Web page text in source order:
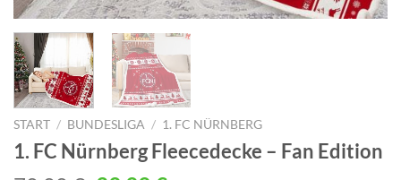
START / BUNDESLIGA / 1. FC NÜRNBERG
1. FC Nürnberg Fleecedecke – Fan Edition